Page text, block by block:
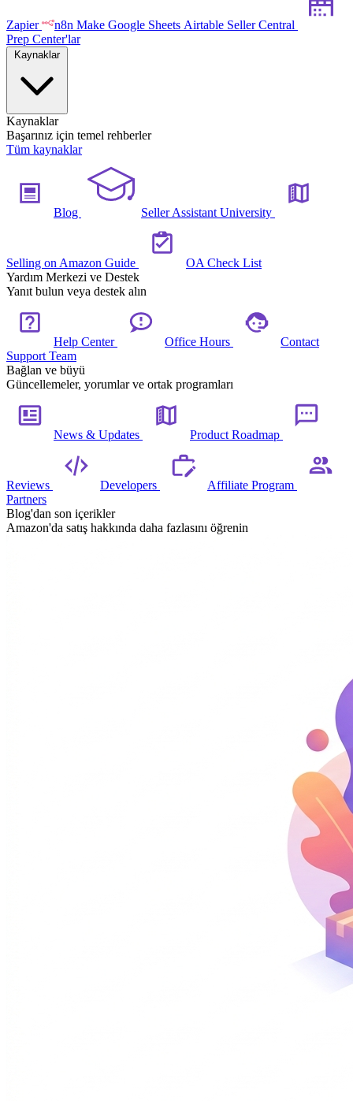
Zapier n8n Make Google Sheets Airtable Seller Central
Prep Center'lar
Kaynaklar
Kaynaklar
Başarınız için temel rehberler
Tüm kaynaklar
Blog Seller Assistant University
Selling on Amazon Guide
OA Check List
Yardım Merkezi ve Destek
Yanıt bulun veya destek alın
Help Center Office Hours
Contact
Support Team
Bağlan ve büyü
Güncellemeler, yorumlar ve ortak programları
News & Updates Product Roadmap
Reviews Developers
Affiliate Program
Partners
Blog'dan son içerikler
Amazon'da satış hakkında daha fazlasını öğrenin